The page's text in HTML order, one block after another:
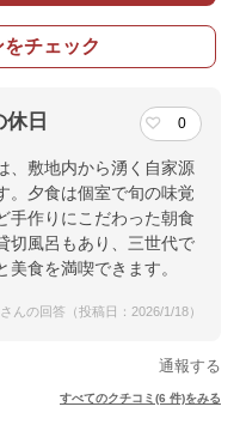
チェック
日 0
、敷地内から湧く自家源
。夕食は個室で旬の味覚
手作りにこだわった朝食
切風呂もあり、三世代で
食を満喫できます。
んの回答（投稿日：2026/1/18）
通報する
すべてのクチコミ(6 件)をみる